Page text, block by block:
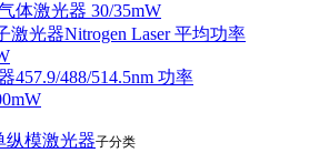
体激光器 30/35mW
激光器Nitrogen Laser 平均功率
457.9/488/514.5nm 功率
纵模激光器子分类